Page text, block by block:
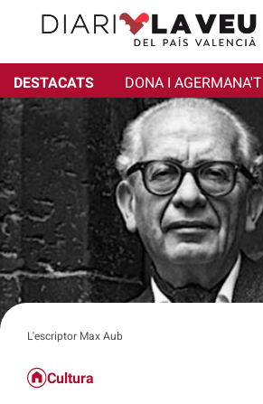
DESTACATS DONA I AGERMANA'T
L'escriptor Max Aub
Cultura